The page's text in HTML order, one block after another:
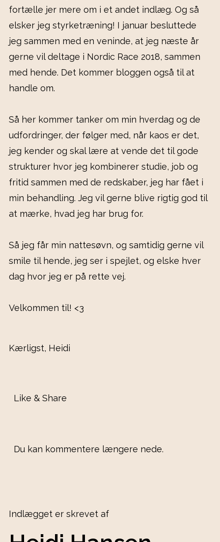
fortælle jer mere om i et andet indlæg. Og så
elsker jeg styrketræning! I januar besluttede
jeg sammen med en veninde, at jeg næste år
gerne vil deltage i Nordic Race 2018, sammen
med hende. Det kommer bloggen også til at
handle om.
Så her kommer tanker om min hverdag og de
udfordringer, der følger med, når kaos er det,
jeg kender og skal lære at vende det til gode
strukturer hvor jeg kombinerer studie, job og
fritid sammen med de redskaber, jeg har fået i
min behandling. Jeg vil gerne blive rigtig god til
at mærke, hvad jeg har brug for.
Så jeg får min nattesøvn, og samtidig gerne vil
smile til hende, jeg ser i spejlet, og elske hver
dag hvor jeg er på rette vej.
Velkommen til! <3
Kærligst, Heidi
Like & Share
Du kan kommentere længere nede.
Indlægget er skrevet af